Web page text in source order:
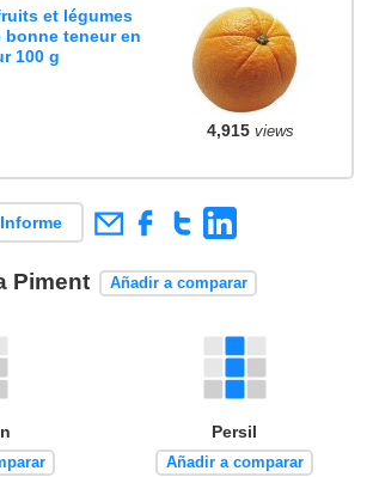
et légumes
teneur en
100 g
4,915views
Informe
Piment Añadir a comparar
Persil
Añadir a comparar